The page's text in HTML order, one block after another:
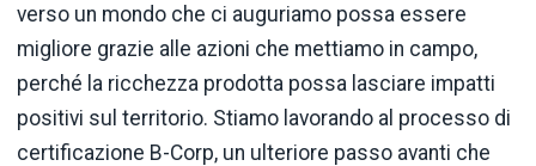
verso un mondo che ci auguriamo possa essere
migliore grazie alle azioni che mettiamo in campo,
perché la ricchezza prodotta possa lasciare impatti
positivi sul territorio. Stiamo lavorando al processo di
certificazione B-Corp, un ulteriore passo avanti che